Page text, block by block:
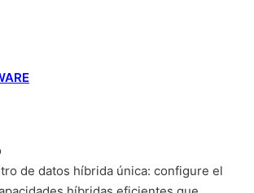
de datos híbrida única: configure el